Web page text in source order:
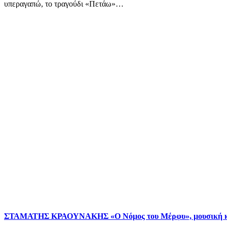
υπεραγαπώ, το τραγούδι «Πετάω»…
ΣΤΑΜΑΤΗΣ ΚΡΑΟΥΝΑΚΗΣ «Ο Νόμος του Μέρφυ», μουσική